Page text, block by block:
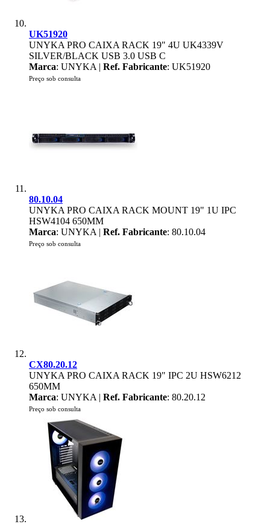
UK51920
UNYKA PRO CAIXA RACK 19" 4U UK4339V
SILVER/BLACK USB 3.0 USB C
Marca: UNYKA | Ref. Fabricante: UK51920
Preço sob consulta
80.10.04
UNYKA PRO CAIXA RACK MOUNT 19" 1U IPC
HSW4104 650MM
Marca: UNYKA | Ref. Fabricante: 80.10.04
Preço sob consulta
CX80.20.12
UNYKA PRO CAIXA RACK 19" IPC 2U HSW6212
650MM
Marca: UNYKA | Ref. Fabricante: 80.20.12
Preço sob consulta